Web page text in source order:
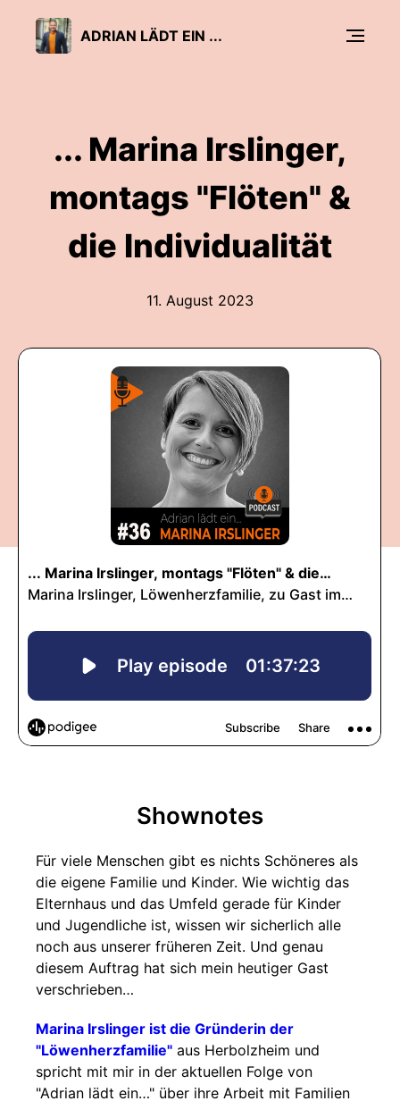
ADRIAN LÄDT EIN ...
... Marina Irslinger,
montags "Flöten" &
die Individualität
11. August 2023
Shownotes
Für viele Menschen gibt es nichts Schöneres als
die eigene Familie und Kinder. Wie wichtig das
Elternhaus und das Umfeld gerade für Kinder
und Jugendliche ist, wissen wir sicherlich alle
noch aus unserer früheren Zeit. Und genau
diesem Auftrag hat sich mein heutiger Gast
verschrieben…
Marina Irslinger ist die Gründerin der
"Löwenherzfamilie" aus Herbolzheim und
spricht mit mir in der aktuellen Folge von
"Adrian lädt ein…" über ihre Arbeit mit Familien